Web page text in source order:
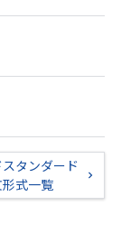
タンダード
式一覧